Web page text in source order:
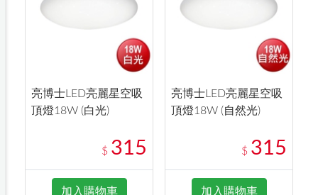
亮博士LED亮麗星空吸
頂燈18W (白光)
$ 315
加入購物車
亮博士LED亮麗星空吸
頂燈18W (自然光)
$ 315
加入購物車